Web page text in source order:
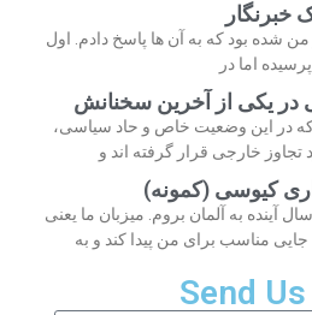
شده بود که به آن ها پاسخ دادم. اول
اما در
در یکی از آخرین سخنانش
که در این وضعیت خاص و حاد سیاسی،
خارجی قرار گرفته اند و
کیوسی (کمونه)
آینده به آلمان بروم. میزبان ما یعنی
مناسب برای من پیدا کند و به
Send